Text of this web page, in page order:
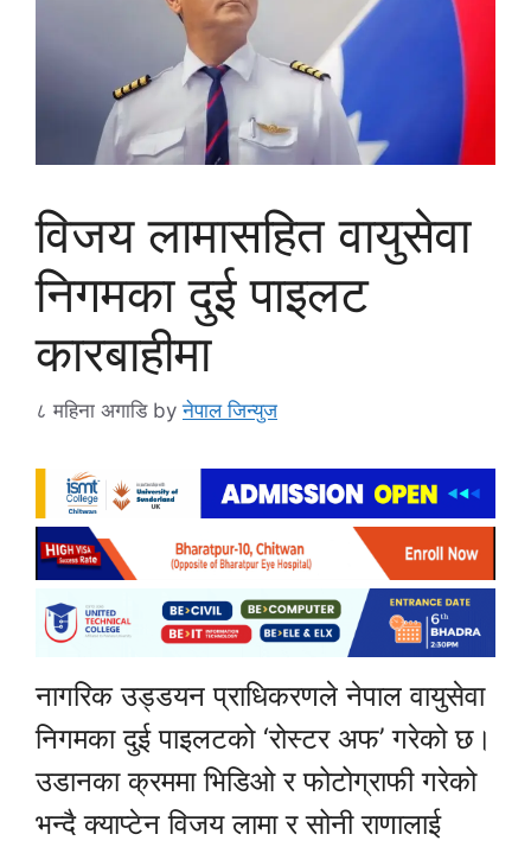
विजय लामासहित वायुसेवा
निगमका दुई पाइलट
कारबाहीमा
८ महिना अगाडि byनेपाल जिन्युज
नागरिक उड्डयन प्राधिकरणले नेपाल वायुसेवा
निगमका दुई पाइलटको ‘रोस्टर अफ’ गरेको छ।
उडानका क्रममा भिडिओ र फोटोग्राफी गरेको
भन्दै क्याप्टेन विजय लामा र सोनी राणालाई